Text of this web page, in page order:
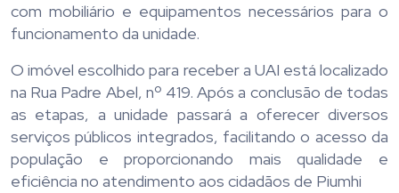
com mobiliário e equipamentos necessários para o
funcionamento da unidade.
O imóvel escolhido para receber a UAI está localizado
na Rua Padre Abel, nº 419. Após a conclusão de todas
as etapas, a unidade passará a oferecer diversos
serviços públicos integrados, facilitando o acesso da
população e proporcionando mais qualidade e
eficiência no atendimento aos cidadãos de Piumhi